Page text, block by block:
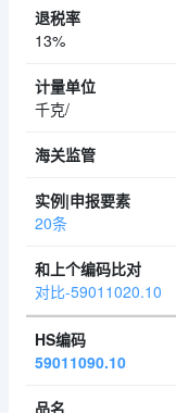
13%
千克/
20条
对比-59011020.10
59011090.10